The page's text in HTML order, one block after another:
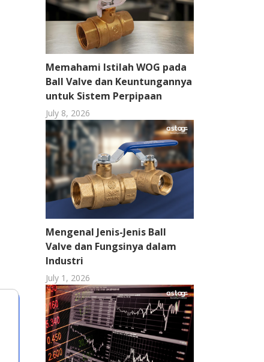
Memahami Istilah WOG pada
Ball Valve dan Keuntungannya
untuk Sistem Perpipaan
July 8, 2026
Mengenal Jenis-Jenis Ball
Valve dan Fungsinya dalam
Industri
July 1, 2026